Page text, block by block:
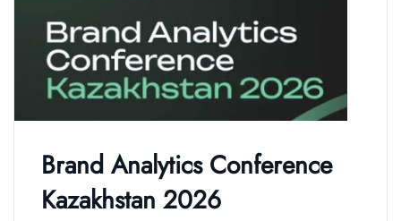
Brand Analytics Conference
Kazakhstan 2026